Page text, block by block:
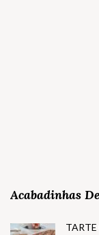
Acabadinhas
TARTE